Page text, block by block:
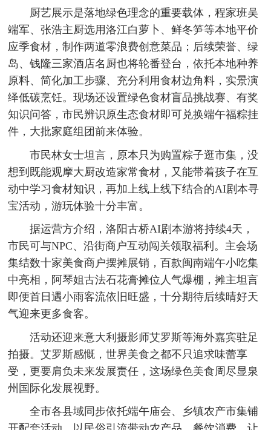
厨艺展示是落地绿色理念的重要载体，程家班吴
端军、张浩主厨选用洛江白萝卜、鲜冬笋等本地平价
应季食材，制作两道零浪费创意菜品；后续荣誉、绿
岛、钱隆三家酒店名厨也将轮番登台，依托本地种养
原料、简化加工步骤、充分利用食材边角料，实景演
绎低碳烹饪。现场还设置绿色食材盲品挑战赛、有奖
知识问答，市民辨识原生态食材即可兑换端午福粽挂
件，大批家庭组团前来体验。
市民林女士坦言，原本只为购置粽子逛市集，没
想到既能观摩大厨改造家常食材，又能带着孩子在互
动中学习食材知识，再加上线上线下结合的AI剧本寻
宝活动，游玩体验十分丰富。
据运营方介绍，洛阳古桥AI剧本游将持续4天，
市民可与NPC、沿街商户互动闯关领取福利。主会场
集结数十家美食商户摆摊展销，百款闽南端午小吃集
中亮相，阿琴姐古法石花膏摊位人气爆棚，摊主坦言
即便首日遇小雨客流依旧旺盛，十分期待后续晴好天
气迎来更多食客。
活动还迎来意大利摄影师艾罗斯等海外嘉宾驻足
拍摄。艾罗斯感慨，世界美食之都不只追求味蕾享
受，更要肩负未来发展责任，这场绿色美食周尽显泉
州国际化发展视野。
全市各县域同步依托端午庙会、乡镇农产市集铺